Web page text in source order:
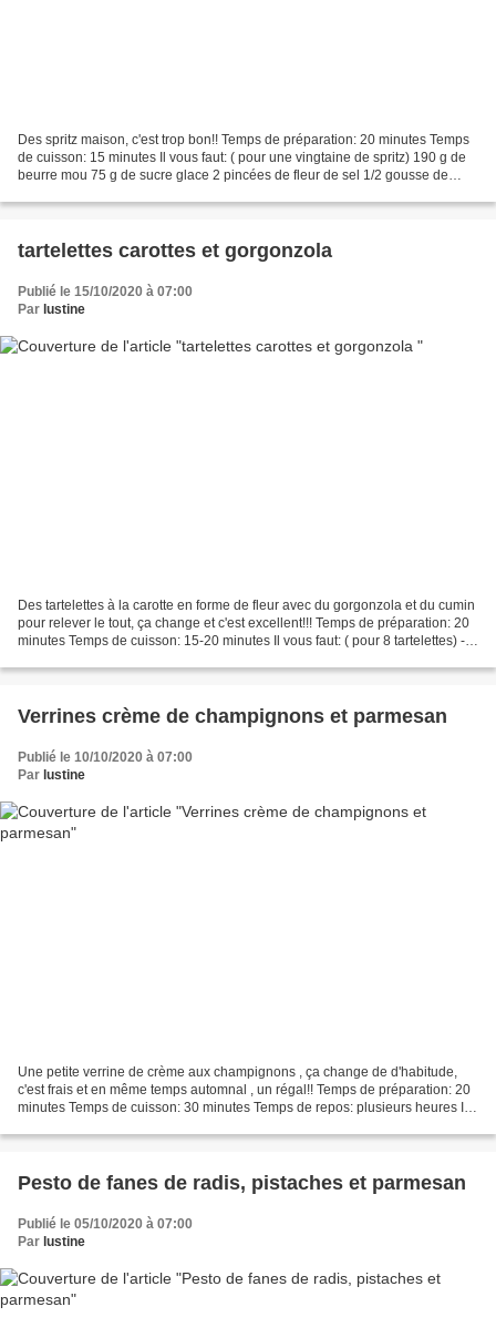
Des spritz maison, c'est trop bon!! Temps de préparation: 20 minutes Temps
de cuisson: 15 minutes Il vous faut: ( pour une vingtaine de spritz) 190 g de
beurre mou 75 g de sucre glace 2 pincées de fleur de sel 1/2 gousse de
tartelettes carottes et gorgonzola
Publié le 15/10/2020 à 07:00
Par lustine
Des tartelettes à la carotte en forme de fleur avec du gorgonzola et du cumin
pour relever le tout, ça change et c'est excellent!!! Temps de préparation: 20
minutes Temps de cuisson: 15-20 minutes Il vous faut: ( pour 8 tartelettes) -
Verrines crème de champignons et parmesan
Publié le 10/10/2020 à 07:00
Par lustine
Une petite verrine de crème aux champignons , ça change de d'habitude,
c'est frais et en même temps automnal , un régal!! Temps de préparation: 20
minutes Temps de cuisson: 30 minutes Temps de repos: plusieurs heures Il
Pesto de fanes de radis, pistaches et parmesan
Publié le 05/10/2020 à 07:00
Par lustine